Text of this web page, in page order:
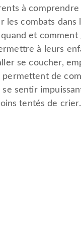
à comprendre
les combats dans
quand et
à leurs
se coucher,
permettent de
sentir
tentés de